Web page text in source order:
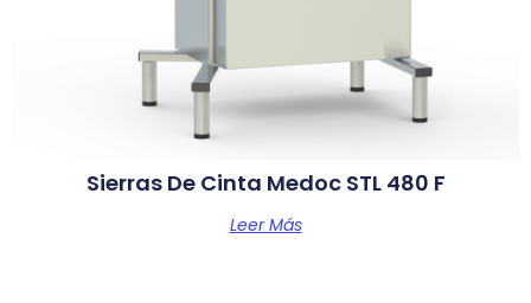
Sierras De Cinta Medoc STL 480 F
Leer Más